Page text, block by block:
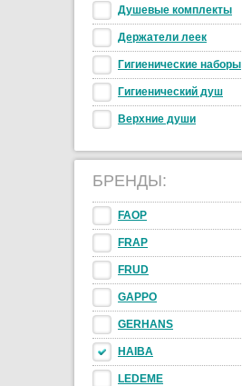
Душевые комплекты
Держатели леек
Гигиенические наборы
Гигиенический душ
Верхние души
БРЕНДЫ:
FAOP
FRAP
FRUD
GAPPO
GERHANS
HAIBA
LEDEME